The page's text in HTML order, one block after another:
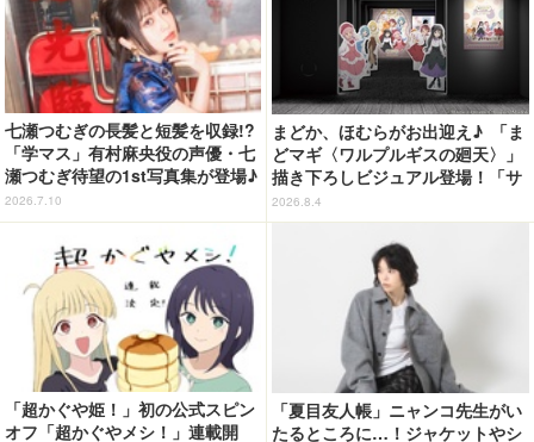
七瀬つむぎの長髪と短髪を収録!?
「学マス」有村麻央役の声優・七
瀬つむぎ待望の1st写真集が登場♪
10月30日に発売
2026.7.10
まどか、ほむらがお出迎え♪ 「ま
どマギ〈ワルプルギスの廻天〉」
描き下ろしビジュアル登場！「サ
ンシャインシティプリンスホテ
ル」コラボ開催
2026.8.4
「超かぐや姫！」初の公式スピン
オフ「超かぐやメシ！」連載開
「夏目友人帳」ニャンコ先生がい
たるところに…！ジャケットやシ